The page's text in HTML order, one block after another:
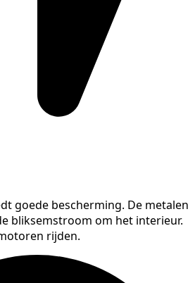
goede bescherming. De metalen
bliksemstroom om het interieur.
rijden.